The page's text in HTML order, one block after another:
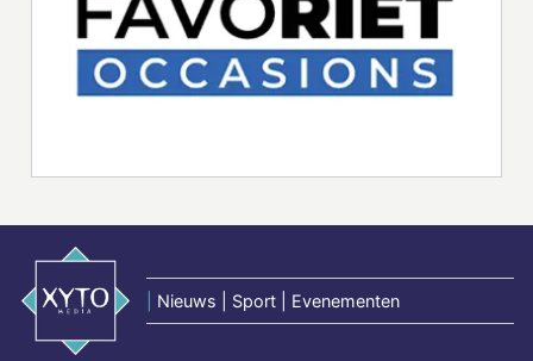
Nieuws | Sport | Evenementen